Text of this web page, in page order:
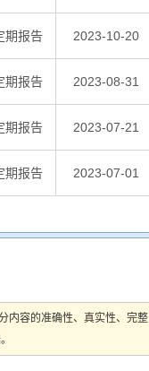
期报告 2023-10-20
期报告 2023-08-31
期报告 2023-07-21
期报告 2023-07-01
内容的准确性、真实性、完整